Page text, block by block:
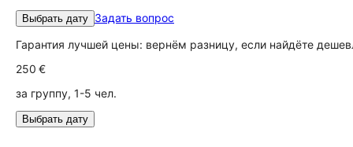
Выбрать дату Задать вопрос
Гарантия лучшей цены: вернём разницу, если найдёте
250 €
за группу, 1-5 чел.
Выбрать дату